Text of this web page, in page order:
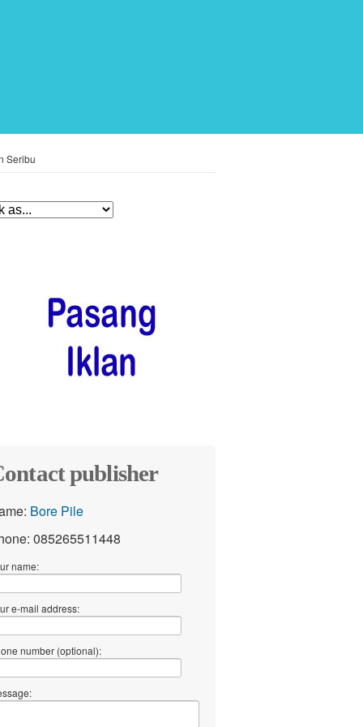
Seribu
publisher
Bore Pile
085265511448
name:
e-mail address:
number (optional):